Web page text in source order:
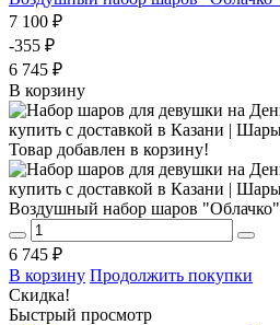
7 100 ₽
-355 ₽
6 745 ₽
В корзину
Товар добавлен в корзину!
Воздушный набор шаров "Облачко"
6 745 ₽
В корзину Продолжить покупки
Скидка!
Быстрый просмотр